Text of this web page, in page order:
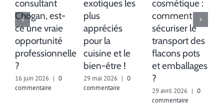
consultant
Chogan, est-
ce une vraie
opportunité
professionnelle
?
16 juin 2026 | 0
commentaire
exotiques les
plus
appréciés
pour la
cuisine et le
bien-être !
29 mai 2026 | 0
commentaire
cosmétique :
comment
sécuriser le
transport des
flacons pots
et emballages
?
29 avril 2026 | 0
commentaire